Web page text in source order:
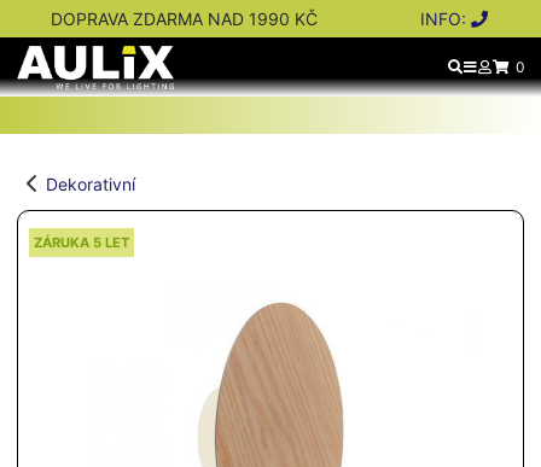
DOPRAVA ZDARMA NAD 1990 KČ INFO:
0
Dekorativní
ZÁRUKA 5 LET